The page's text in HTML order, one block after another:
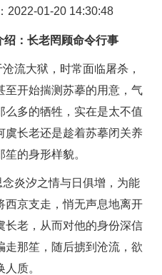
2022-01-20 14:30:48
：长老罔顾命令行事
大狱，时常面临屠杀，
至开始揣测苏摹的用意，气
么多的牺牲，实在是太不值
虞长老还是趁着苏摹闭关养
的身形样貌。
炎汐之情与日俱增，为能
西京支走，悄无声息地离开
长老，从而对他的身份深信
走那笙，随后掳到沧流，欲
质。